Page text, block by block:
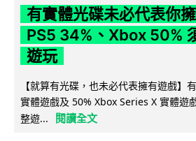
有實體光碟未必代表你
PS5 34%、Xbox 50%
遊玩
【就算有光碟，也未必代表擁有遊戲】
實體遊戲及 50% Xbox Series X 實體遊
整遊...
閱讀全文